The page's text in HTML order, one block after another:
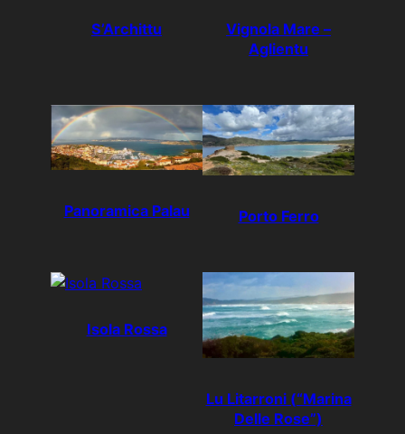
S’Archittu
Vignola Mare –
Aglientu
Panoramica Palau Porto Ferro
Isola Rossa
Lu Litarroni (“Marina
Delle Rose”)